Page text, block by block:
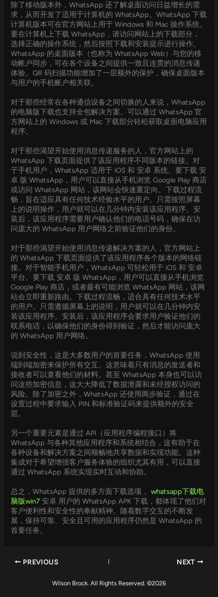
除了移动版本外，WhatsApp 还了解桌面访问日益增长的需
求，从而开发了适用于计算机的 WhatsApp。WhatsApp 下载
计算机版本可在官方网站上用于 Windows 和 Mac 操作系统。
要在计算机上下载 WhatsApp，请访问网站上的下载部分，
选择正确的操作系统，然后按照下载和安装提示进行操作。
WhatsApp 的桌面版本（也称为 WhatsApp Web）与您的移
动帐户同步，可在各个设备之间提供一致且连贯的消息传递
体验。QR 码扫描功能增加了一层额外的保护，确保桌面版本
与用户的手机帐户相关联。
对于那些经常在各种通信设备之间切换的人来说，WhatsApp
的电脑版下载也支持全包解决方案。可以通过 WhatsApp 官
方网站上的 Windows 或 Mac 下载部分轻松获取桌面电脑应用
程序。
对于那些渴望开始使用消息传递服务的人，官方网站上的
WhatsApp 下载页面提供了该应用程序不同版本的链接。对
于手机用户，WhatsApp 适用于 iOS 和 安卓 系统。要下载 安
卓 版 WhatsApp，用户可以直接从手机浏览 Google Play 商店
或访问 WhatsApp 网站，该网站会快速重定向。下载过程流
畅，旨在适应具有任何技术经验水平的用户。只需按照屏幕
上的说明操作，用户就可以在几分钟内安装该应用程序。安
装后，该应用程序需要用户确认他们的电话号码，确保在访
问庞大的 WhatsApp 用户网络之前验证他们的身份。
对于那些渴望开始使用消息传递解决方案的人，官方网站上
的 WhatsApp 下载页面提供了该应用程序各个版本的网络链
接。对于智能手机用户，WhatsApp 可轻松用于 iOS 和 安卓
平台。要下载 安卓 版 WhatsApp，用户可以直接从手机浏览
Google Play 商店，或者最有可能浏览 WhatsApp 网站，该网
站会立即重新路由。下载过程流畅，适合具有任何技术水平
的用户。只需遵循屏幕上的说明，用户就可以在几分钟内安
装该应用程序。安装后，该应用程序会要求用户验证他们的
联系电话，以确保他们的身份得到验证，然后才能访问庞大
的 WhatsApp 用户网络。
说到安全性，这是大多数用户的首要任务，WhatsApp 使用
端到端加密来保护所有交互。这意味着只有消息的发送者和
接收者可以查看他们的材料。甚至 WhatsApp 本身也可以访
问这些加密信息，这大大降低了数据泄露和未经授权访问的
风险。除了加密之外，WhatsApp 还使用两步验证，通过在
设置过程中要求输入 PIN 和标准验证码来提供额外的安全
层。
另一个重要元素是通过 API（应用程序编程接口）将
WhatsApp 与各种其他应用程序和系统相结合，这有助于在
各种设备和解决方案之间顺畅地共享数据和实现功能。这种
集成对于希望增强客户服务体验的组织尤其有用，可以直接
通过 WhatsApp 系统实现实时互动和协助。
总之，WhatsApp 提供的多方面下载选项，whatsapp下载电
脑版win7 安卓 用户的 WhatsApp APK 下载，都体现了他们对
客户便利性和安全性的奉献精神。随着数字交互的不断发
展，保持可靠、安全且可用的应用程序仍然是 WhatsApp 的
首要任务。
PREVIOUS NEXT
Wilson Brock. All Rights Reserved. ©2026